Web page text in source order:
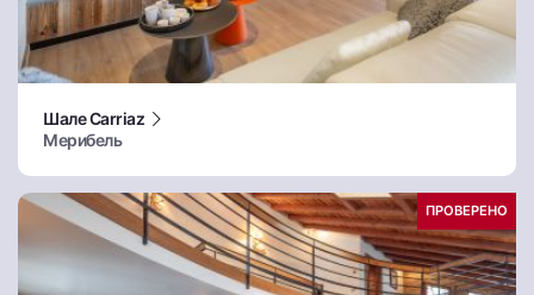
Шале Carriaz
Мерибель
ПРОВЕРЕНО